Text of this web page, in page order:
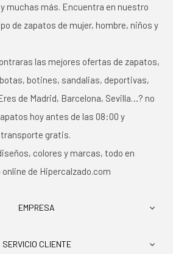
muchas más. Encuentra en nuestro
de zapatos de mujer, hombre, niños y
las mejores ofertas de zapatos,
botines, sandalias, deportivas,
de Madrid, Barcelona, Sevilla…? no
hoy antes de las 08:00 y
gratis.
colores y marcas, todo en
de Hipercalzado.com
EMPRESA 
SERVICIO CLIENTE 